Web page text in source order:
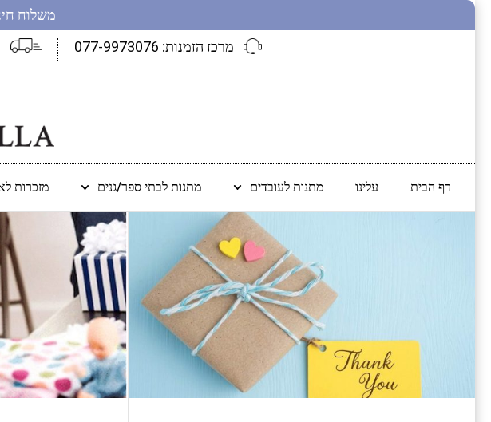
משלוח חינם
מרכז הזמנות: 077-9973076
דף הבית עלינו מתנות לעובדים מתנות לבתי ספר/גנים מזכרות